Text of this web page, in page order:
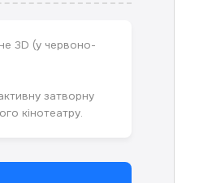
3D (у червоно-
затворну
кінотеатру.